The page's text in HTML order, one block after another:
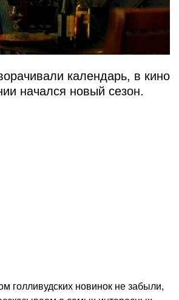
календарь, в кино
начался новый сезон.
голливудских новинок не забыли,